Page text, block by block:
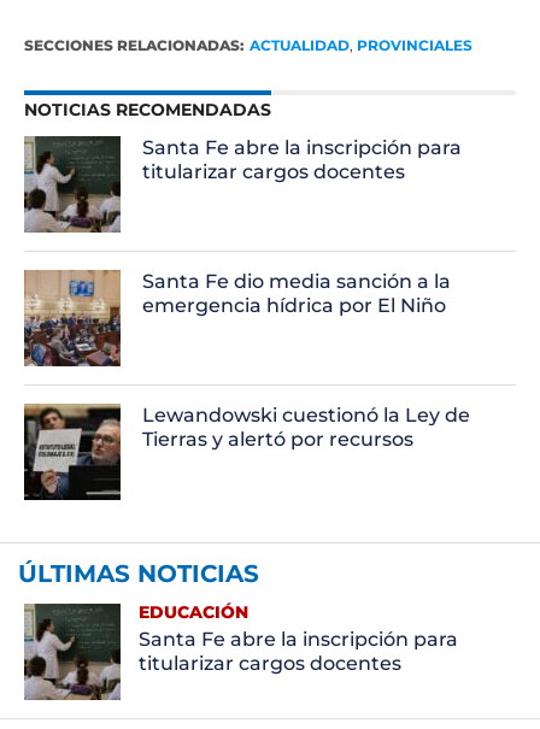
SECCIONES RELACIONADAS: ACTUALIDAD, PROVINCIALES
NOTICIAS RECOMENDADAS
Santa Fe abre la inscripción para
titularizar cargos docentes
Santa Fe dio media sanción a la
emergencia hídrica por El Niño
Lewandowski cuestionó la Ley de
Tierras y alertó por recursos
ÚLTIMAS NOTICIAS
EDUCACIÓN
Santa Fe abre la inscripción para
titularizar cargos docentes